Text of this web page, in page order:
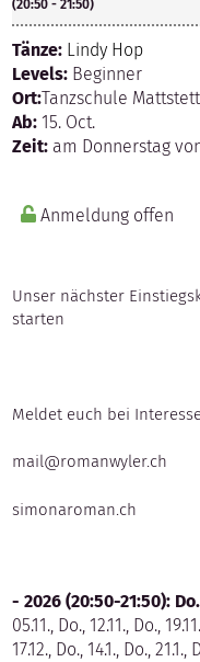
(20:50 - 21:50)
Tänze: Lindy Hop
Levels: Beginner
Ort:Tanzschule
Ab:15. Oct.
Zeit: am Donnerstag
Anmeldung offen
Unser nächster
starten
Meldet euch bei
mail@romanwyler.ch
simonaroman.ch
- 2026 (20:50-21:50):
05.11., Do., 12.11., Do.,
17.12., Do., 14.1., Do., 21.1.,